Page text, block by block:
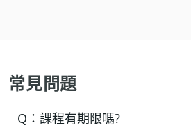
常見問題
Q： 課程有期限嗎?